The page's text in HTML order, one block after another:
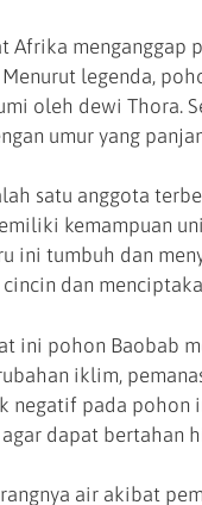
Afrika menganggap
Menurut legenda,
oleh dewi Thora.
umur yang
satu anggota
kemampuan
ini tumbuh dan
dan
ini pohon Baobab
iklim,
negatif pada pohon
dapat bertahan
air akibat